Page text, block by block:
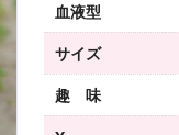
血液型
サイズ
趣 味